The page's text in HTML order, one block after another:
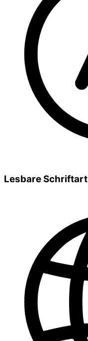
Lesbare Schriftart